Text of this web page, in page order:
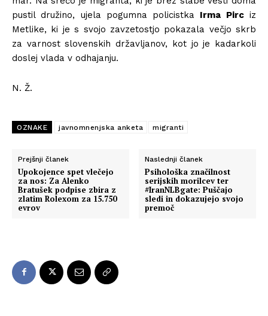
pustil družino, ujela pogumna policistka Irma Pirciz
Metlike, ki je s svojo zavzetostjo pokazala večjo skrb
za varnost slovenskih državljanov, kot jo je kadarkoli
doslej vlada v odhajanju.
N. Ž.
OZNAKE javnomnenjska anketa migranti
Prejšnji članek
Upokojence spet vlečejo
za nos: Za Alenko
Bratušek podpise zbira z
zlatim Rolexom za 15.750
evrov
Naslednji članek
Psihološka značilnost
serijskih morilcev ter
#IranNLBgate: Puščajo
sledi in dokazujejo svojo
premoč